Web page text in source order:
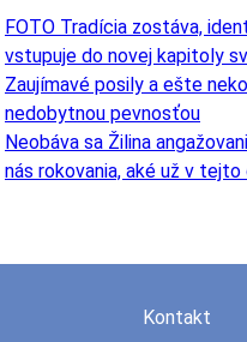
FOTO Tradícia zostáva,
vstupuje do novej kapitoly
Zaujímavé posily a ešte
nedobytnou pevnosťou
Neobáva sa Žilina
nás rokovania, aké už v
Kontakt